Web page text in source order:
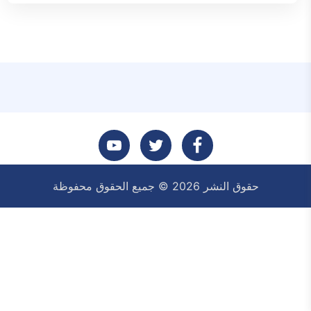
تابعنا
على
تابعنا
على
تابعنا
على حقوق النشر 2026 © جميع الحقوق محفوظة